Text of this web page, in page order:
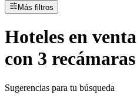
Más filtros
Hoteles en venta
con 3 recámaras
Sugerencias para tu búsqueda